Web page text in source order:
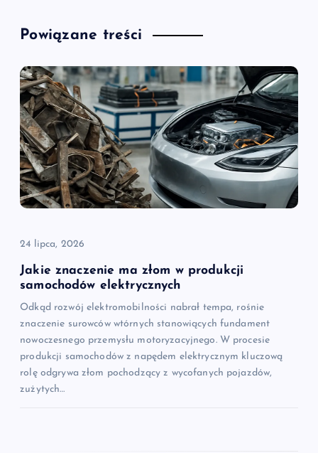
Powiązane treści
24 lipca, 2026
Jakie znaczenie ma złom w produkcji
samochodów elektrycznych
Odkąd rozwój elektromobilności nabrał tempa, rośnie
znaczenie surowców wtórnych stanowiących fundament
nowoczesnego przemysłu motoryzacyjnego. W procesie
produkcji samochodów z napędem elektrycznym kluczową
rolę odgrywa złom pochodzący z wycofanych pojazdów,
zużytych…